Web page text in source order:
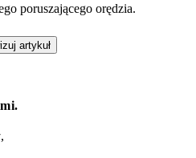
poruszającego orędzia.
artykuł